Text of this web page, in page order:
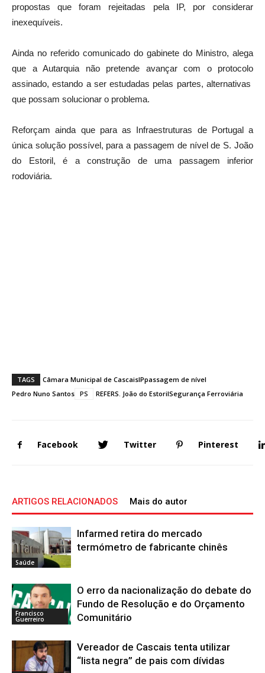
propostas que foram rejeitadas pela IP, por considerar
inexequíveis.
Ainda no referido comunicado do gabinete do Ministro, alega
que a Autarquia não pretende avançar com o protocolo
assinado, estando a ser estudadas pelas partes, alternativas
que possam solucionar o problema.
Reforçam ainda que para as Infraestruturas de Portugal a
única solução possível, para a passagem de nível de S. João
do Estoril, é a construção de uma passagem inferior
rodoviária.
TAGS Câmara Municipal de CascaisIPpassagem de nível
Pedro Nuno Santos PS REFERS. João do EstorilSegurança Ferroviária
Facebook Twitter Pinterest
ARTIGOS RELACIONADOS Mais do autor
Saúde
Infarmed retira do mercado
termómetro de fabricante chinês
Francisco
Guerreiro
O erro da nacionalização do debate do
Fundo de Resolução e do Orçamento
Comunitário
Vereador de Cascais tenta utilizar
“lista negra” de pais com dívidas